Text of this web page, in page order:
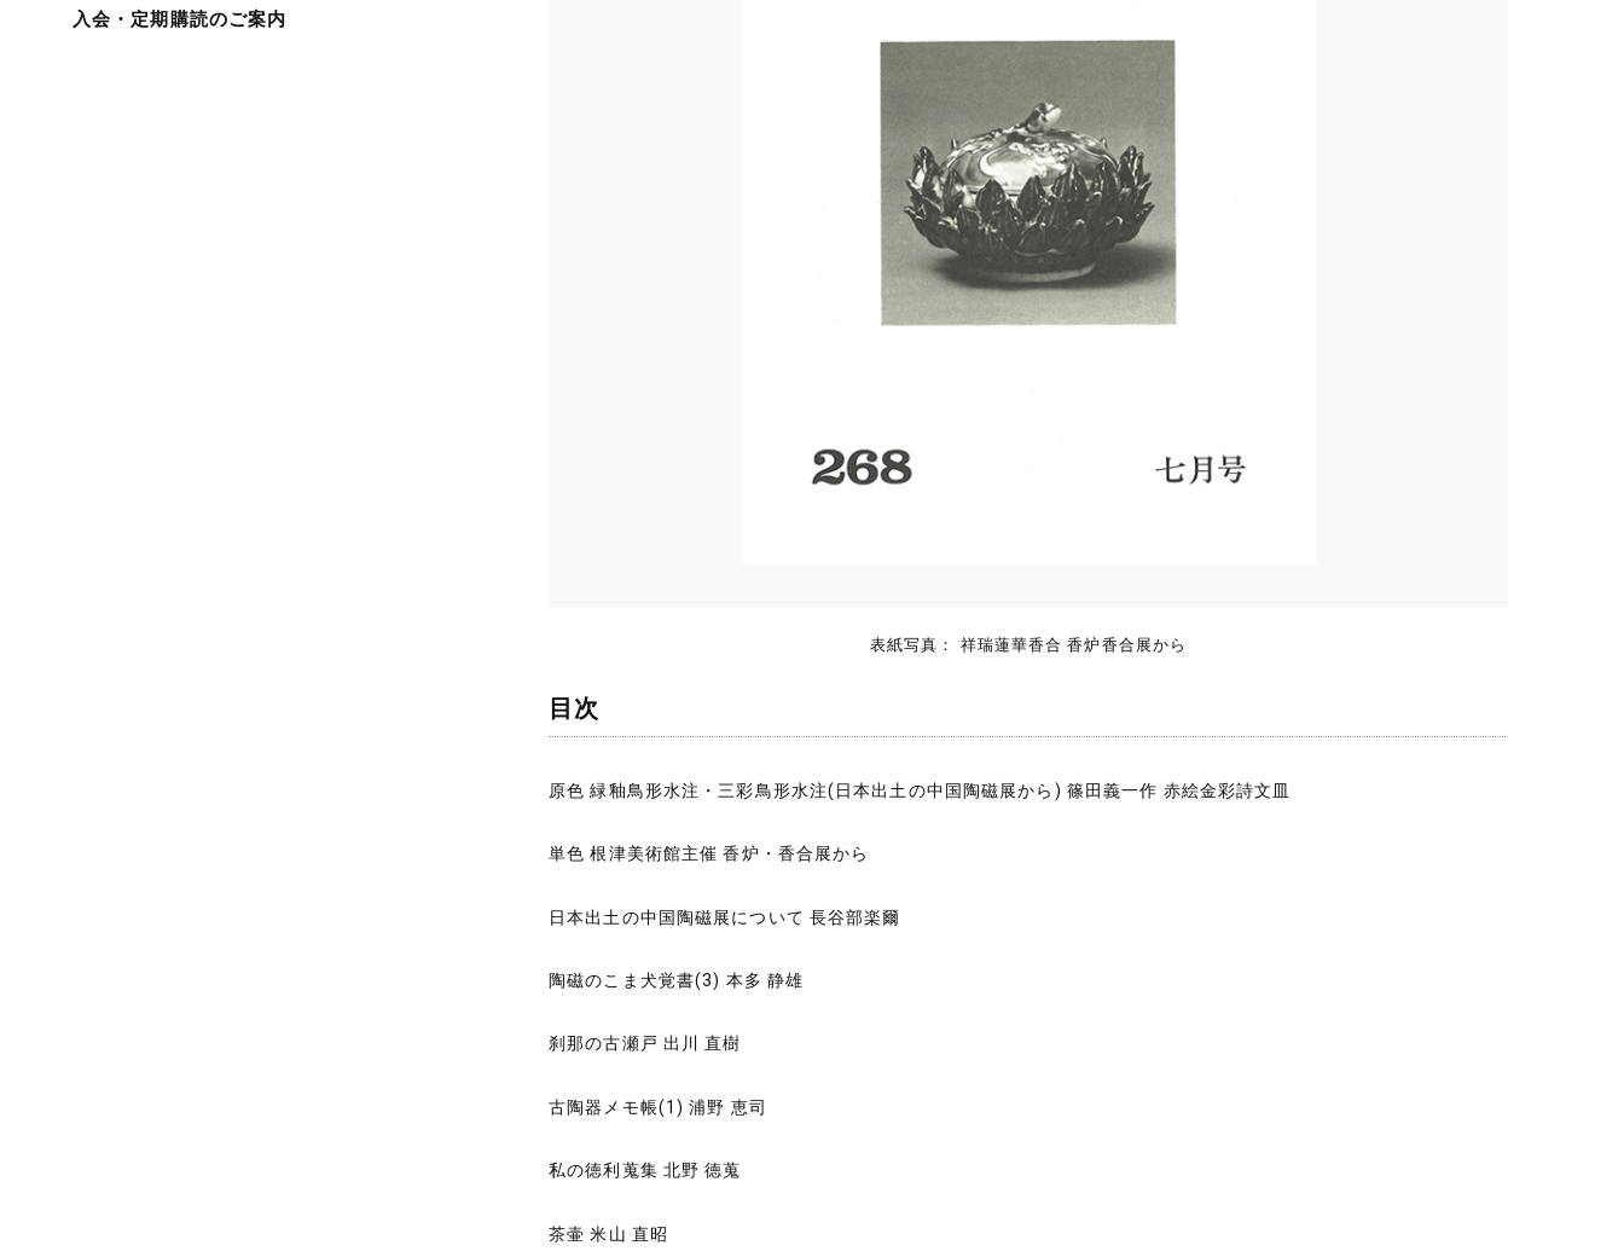
入会・定期購読のご案内
表紙写真： 祥瑞蓮華香合 香炉香合展から
目次
原色 緑釉鳥形水注・三彩鳥形水注(日本出土の中国陶磁展から) 篠田義一作 赤絵金彩詩文皿
単色 根津美術館主催 香炉・香合展から
日本出土の中国陶磁展について 長谷部楽爾
陶磁のこま犬覚書(3) 本多 静雄
刹那の古瀬戸 出川 直樹
古陶器メモ帳(1) 浦野 恵司
私の徳利蒐集 北野 徳蒐
茶壷 米山 直昭